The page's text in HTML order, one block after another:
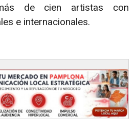
de cien artistas con
e internacionales.